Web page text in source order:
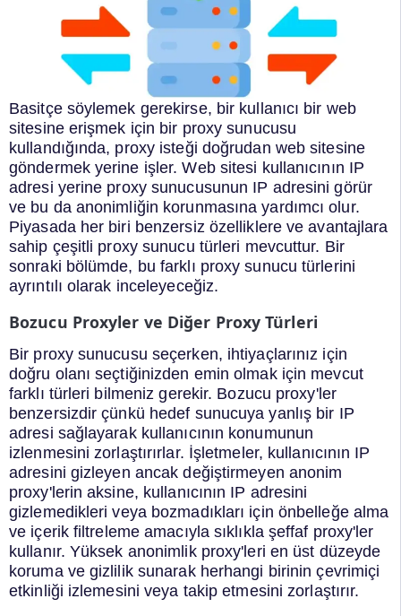
Basitçe söylemek gerekirse, bir kullanıcı bir web
sitesine erişmek için bir proxy sunucusu
kullandığında, proxy isteği doğrudan web sitesine
göndermek yerine işler. Web sitesi kullanıcının IP
adresi yerine proxy sunucusunun IP adresini görür
ve bu da anonimliğin korunmasına yardımcı olur.
Piyasada her biri benzersiz özelliklere ve avantajlara
sahip çeşitli proxy sunucu türleri mevcuttur. Bir
sonraki bölümde, bu farklı proxy sunucu türlerini
ayrıntılı olarak inceleyeceğiz.
Bozucu Proxyler ve Diğer Proxy Türleri
Bir proxy sunucusu seçerken, ihtiyaçlarınız için
doğru olanı seçtiğinizden emin olmak için mevcut
farklı türleri bilmeniz gerekir. Bozucu proxy'ler
benzersizdir çünkü hedef sunucuya yanlış bir IP
adresi sağlayarak kullanıcının konumunun
izlenmesini zorlaştırırlar. İşletmeler, kullanıcının IP
adresini gizleyen ancak değiştirmeyen anonim
proxy'lerin aksine, kullanıcının IP adresini
gizlemedikleri veya bozmadıkları için önbelleğe alma
ve içerik filtreleme amacıyla sıklıkla şeffaf proxy'ler
kullanır. Yüksek anonimlik proxy'leri en üst düzeyde
koruma ve gizlilik sunarak herhangi birinin çevrimiçi
etkinliği izlemesini veya takip etmesini zorlaştırır.